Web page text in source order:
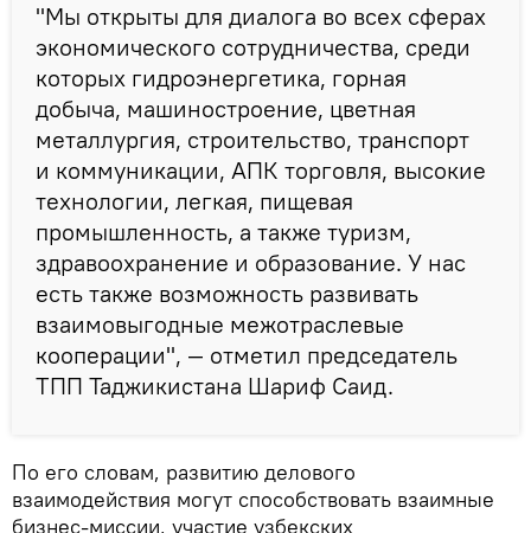
"Мы открыты для диалога во всех сферах
экономического сотрудничества, среди
которых гидроэнергетика, горная
добыча, машиностроение, цветная
металлургия, строительство, транспорт
и коммуникации, АПК торговля, высокие
технологии, легкая, пищевая
промышленность, а также туризм,
здравоохранение и образование. У нас
есть также возможность развивать
взаимовыгодные межотраслевые
кооперации", — отметил председатель
ТПП Таджикистана Шариф Саид.
По его словам, развитию делового
взаимодействия могут способствовать взаимные
бизнес-миссии, участие узбекских